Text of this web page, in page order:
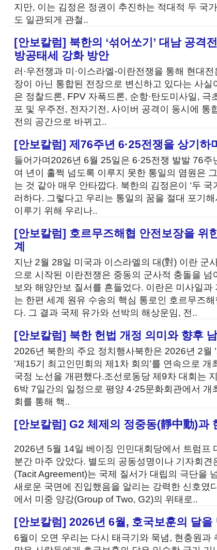
지만, 이는 김정은 정권이 추진하는 적대적 두 국
도 일관되게 관철..
[안보칼럼] 북한의 ‘섞어쏘기’ 대남 공격
방공태세 강화 방안
러·우전쟁과 미·이스라엘-이란전쟁을 통해 현대
장이 아닌 통합된 전장으로 변신하고 있다는 사
은 정찰드론, FPV 자폭드론, 순항·탄도미사일, 극
포 및 우주전, 전자기전, 사이버 공격이 동시에 통
전의 공간으로 바뀌고..
[안보칼럼] 제76주년 6·25전쟁을 상기하
들어가며2026년 6월 25일은 6·25전쟁 발발 76
여 년이 훌쩍 넘도록 이루지 못한 통일의 염원은
는 것 같아 매우 안타깝다. 북한의 김정은이 ‘두 국
러하다. 그렇다고 우리는 통일의 꿈을 절대 포기
이루기 위해 우리나..
[안보칼럼] 호르무즈해협 안전보장을 위
계
지난 2월 28일 미국과 이스라엘의 대(對) 이란 군
으로 시작된 이란전쟁은 중동의 군사적 충돌을
보와 해양안보 질서를 흔들었다. 이란은 미사일
는 한편 세계 원유 수송의 핵심 통로인 호르무즈
다. 그 결과 국제 유가와 선박의 해상운임, 전..
[안보칼럼] 북한 헌법 개정 의미와 향후
2026년 북한의 주요 정치행사북한은 2026년 2월
'제15기 최고인민회의 제1차 회의'를 연속으로 개
국정 노선을 개편했다.조선로동당 제9차 대회는
6박 7일간의 일정으로 평양 4·25문화회관에서
회를 통해 핵..
[안보칼럼] G2 체제의 정중동(靜中動)과
2026년 5월 14일 베이징 인민대회당에서 트럼프
분간 마주 앉았다. 별도의 공동성명이나 기자회
(Tacit Agreement)는 국제 질서가 대립의 극단을
새로운 국면에 진입했음을 알리는 강력한 신호였
에서 미중 양강(Group of Two, G2)의 위태로..
[안보칼럼] 2026년 6월, 호국보훈의 달을
6월이 오면 우리는 다시 태극기와 묵념, 현충원과